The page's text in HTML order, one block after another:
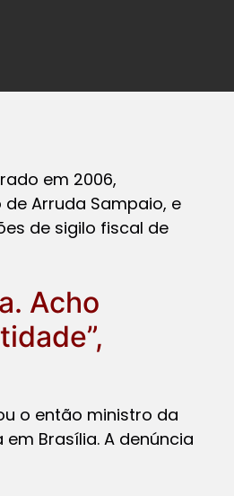
em 2006,
Arruda Sampaio, e
de sigilo fiscal de
Acho
o então ministro da
Brasília. A denúncia